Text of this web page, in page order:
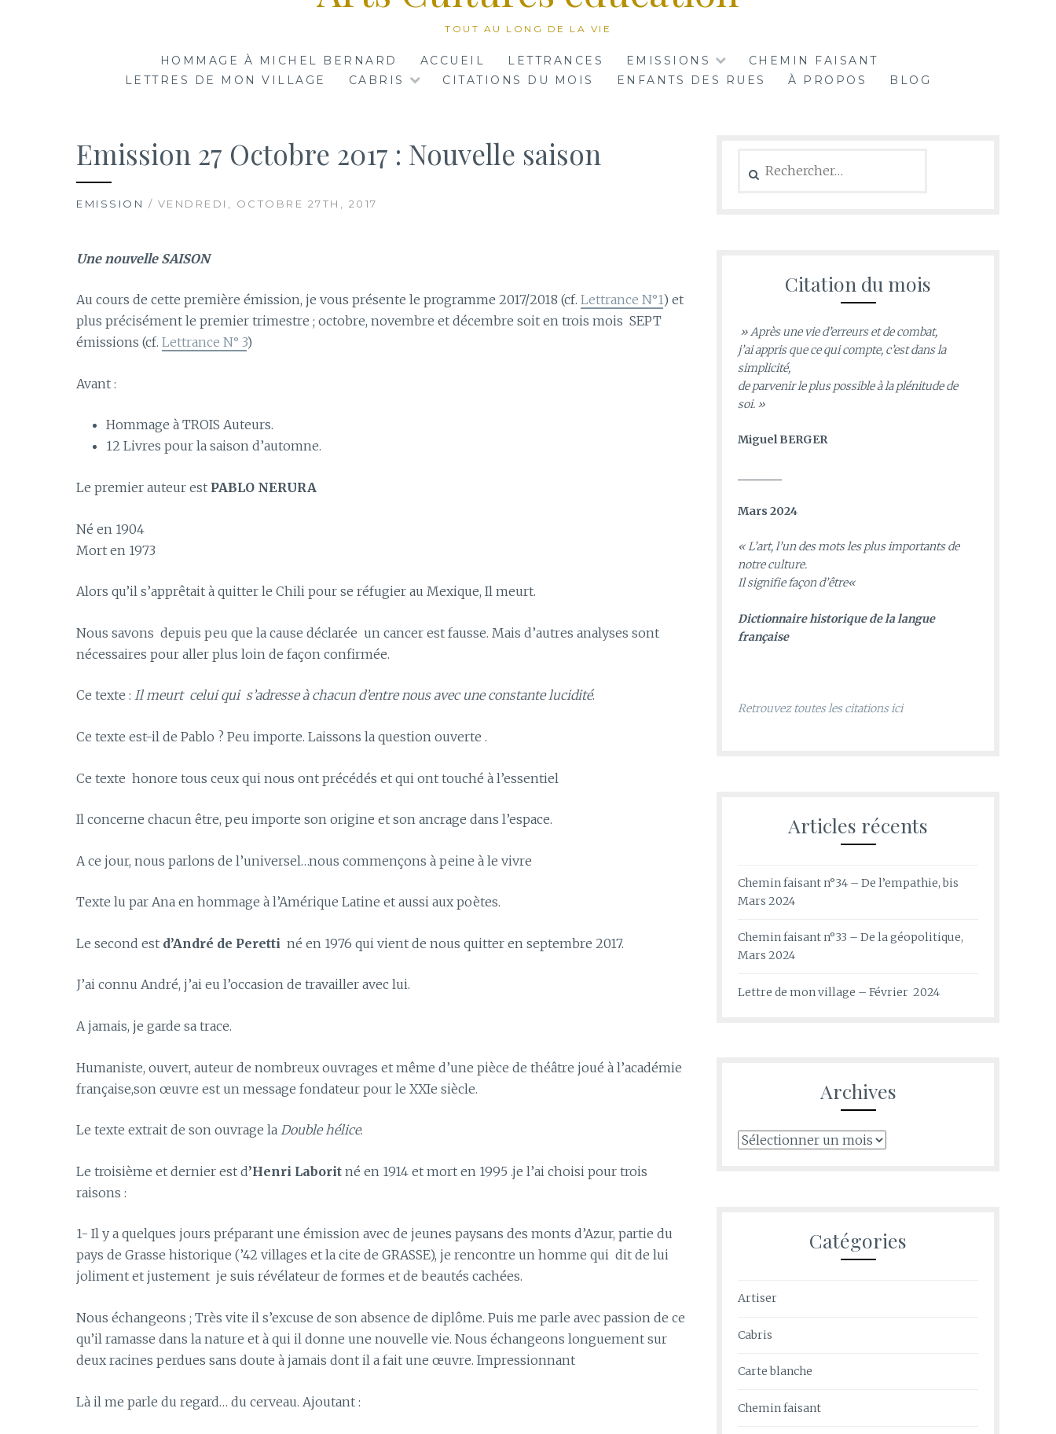
TOUT AU LONG DE LA VIE
HOMMAGE À MICHEL BERNARD ACCUEIL LETTRANCES EMISSIONS
CHEMIN FAISANT
LETTRES DE MON VILLAGE
CABRIS CITATIONS DU MOIS ENFANTS DES RUES À PROPOS BLOG
Emission 27 Octobre 2017 : Nouvelle saison
EMISSION / VENDREDI, OCTOBRE 27TH, 2017
Une nouvelle SAISON
Au cours de cette première émission, je vous présente le programme 2017/2018 (cf. Lettrance N°1) et
plus précisément le premier trimestre ; octobre, novembre et décembre soit en trois mois SEPT
émissions (cf. Lettrance N° 3)
Avant :
Hommage à TROIS Auteurs.
12 Livres pour la saison d’automne.
Le premier auteur est PABLO NERURA
Né en 1904
Mort en 1973
Alors qu’il s’apprêtait à quitter le Chili pour se réfugier au Mexique, Il meurt.
Nous savons depuis peu que la cause déclarée un cancer est fausse. Mais d’autres analyses sont
nécessaires pour aller plus loin de façon confirmée.
Ce texte : Il meurt celui qui s’adresse à chacun d’entre nous avec une constante lucidité.
Ce texte est-il de Pablo ? Peu importe. Laissons la question ouverte .
Ce texte honore tous ceux qui nous ont précédés et qui ont touché à l’essentiel
Il concerne chacun être, peu importe son origine et son ancrage dans l’espace.
A ce jour, nous parlons de l’universel…nous commençons à peine à le vivre
Texte lu par Ana en hommage à l’Amérique Latine et aussi aux poètes.
Le second est d’André de Peretti né en 1976 qui vient de nous quitter en septembre 2017.
J’ai connu André, j’ai eu l’occasion de travailler avec lui.
A jamais, je garde sa trace.
Humaniste, ouvert, auteur de nombreux ouvrages et même d’une pièce de théâtre joué à l’académie
française,son œuvre est un message fondateur pour le XXIe siècle.
Le texte extrait de son ouvrage la Double hélice.
Le troisième et dernier est d’Henri Laborit né en 1914 et mort en 1995 .je l’ai choisi pour trois
raisons :
1- Il y a quelques jours préparant une émission avec de jeunes paysans des monts d’Azur, partie du
pays de Grasse historique (’42 villages et la cite de GRASSE), je rencontre un homme qui dit de lui
joliment et justement je suis révélateur de formes et de beautés cachées.
Nous échangeons ; Très vite il s’excuse de son absence de diplôme. Puis me parle avec passion de ce
qu’il ramasse dans la nature et à qui il donne une nouvelle vie. Nous échangeons longuement sur
deux racines perdues sans doute à jamais dont il a fait une œuvre. Impressionnant
Là il me parle du regard… du cerveau. Ajoutant :
Citation du mois
» Après une vie d’erreurs et de combat,
j’ai appris que ce qui compte, c’est dans la
simplicité,
de parvenir le plus possible à la plénitude de
soi. »
Miguel BERGER
Mars 2024
«L’art, l’un des mots les plus importants de
notre culture.
Il signifie façon d’être«
Dictionnaire historique de la langue
française
Retrouvez toutes les citations ici
Articles récents
Chemin faisant n°34 – De l’empathie, bis
Mars 2024
Chemin faisant n°33 – De la géopolitique,
Mars 2024
Lettre de mon village – Février 2024
Archives
Archives
Catégories
Artiser
Cabris
Carte blanche
Chemin faisant